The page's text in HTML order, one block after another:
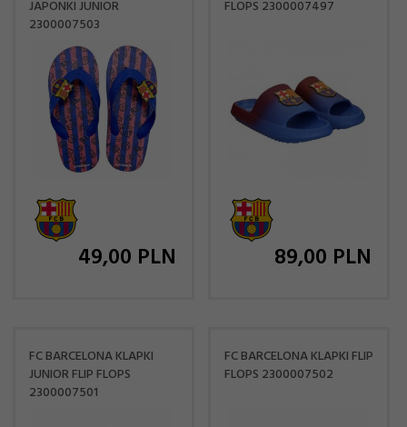
JAPONKI JUNIOR
2300007503
49,00 PLN
FLOPS 2300007497
89,00 PLN
FC BARCELONA KLAPKI
JUNIOR FLIP FLOPS
2300007501
FC BARCELONA KLAPKI FLIP
FLOPS 2300007502